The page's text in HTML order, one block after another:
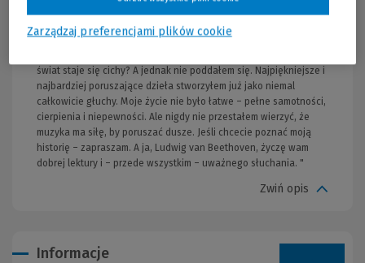
domem, miejscem pracy i życia. Ale los miał wobec mnie inne
plany – coraz częściej zauważałem, że tracę słuch. Gdy lekarze
świat staje się cichy? A jednak nie poddałem się. Najpiękniejsze i
najbardziej poruszające dzieła stworzyłem już jako niemal
całkowicie głuchy. Moje życie nie było łatwe – pełne samotności,
cierpienia i niepewności. Ale nigdy nie przestałem wierzyć, że
muzyka ma siłę, by poruszać dusze. Jeśli chcecie poznać moją
historię – zapraszam. A ja, Ludwig van Beethoven, życzę wam
dobrej lektury i – przede wszystkim – uważnego słuchania. "
Zwiń opis
Informacje
Zarządzaj preferencjami plików cookie